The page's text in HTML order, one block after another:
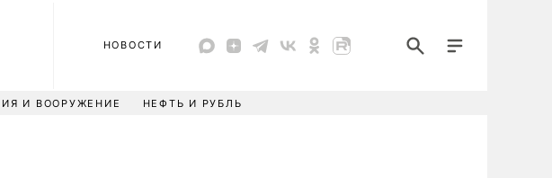
НОВОСТИ
И ВООРУЖЕНИЕ НЕФТЬ И РУБЛЬ